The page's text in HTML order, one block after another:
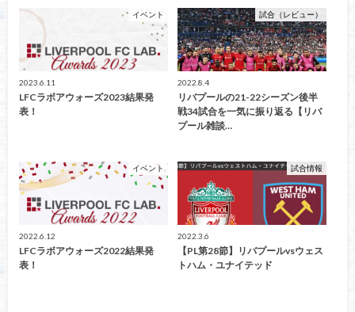
イベント
2023.6.11
LFCラボアウォーズ2023結果発
表！
試合（レビュー）
2022.8.4
リバプールの21-22シーズン後半
戦34試合を一気に振り返る【リバ
プール雑談…
イベント
2022.6.12
LFCラボアウォーズ2022結果発
表！
試合情報
2022.3.6
【PL第28節】リバプールvsウェス
トハム・ユナイテッド